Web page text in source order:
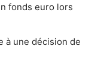
fonds euro lors
à une décision de